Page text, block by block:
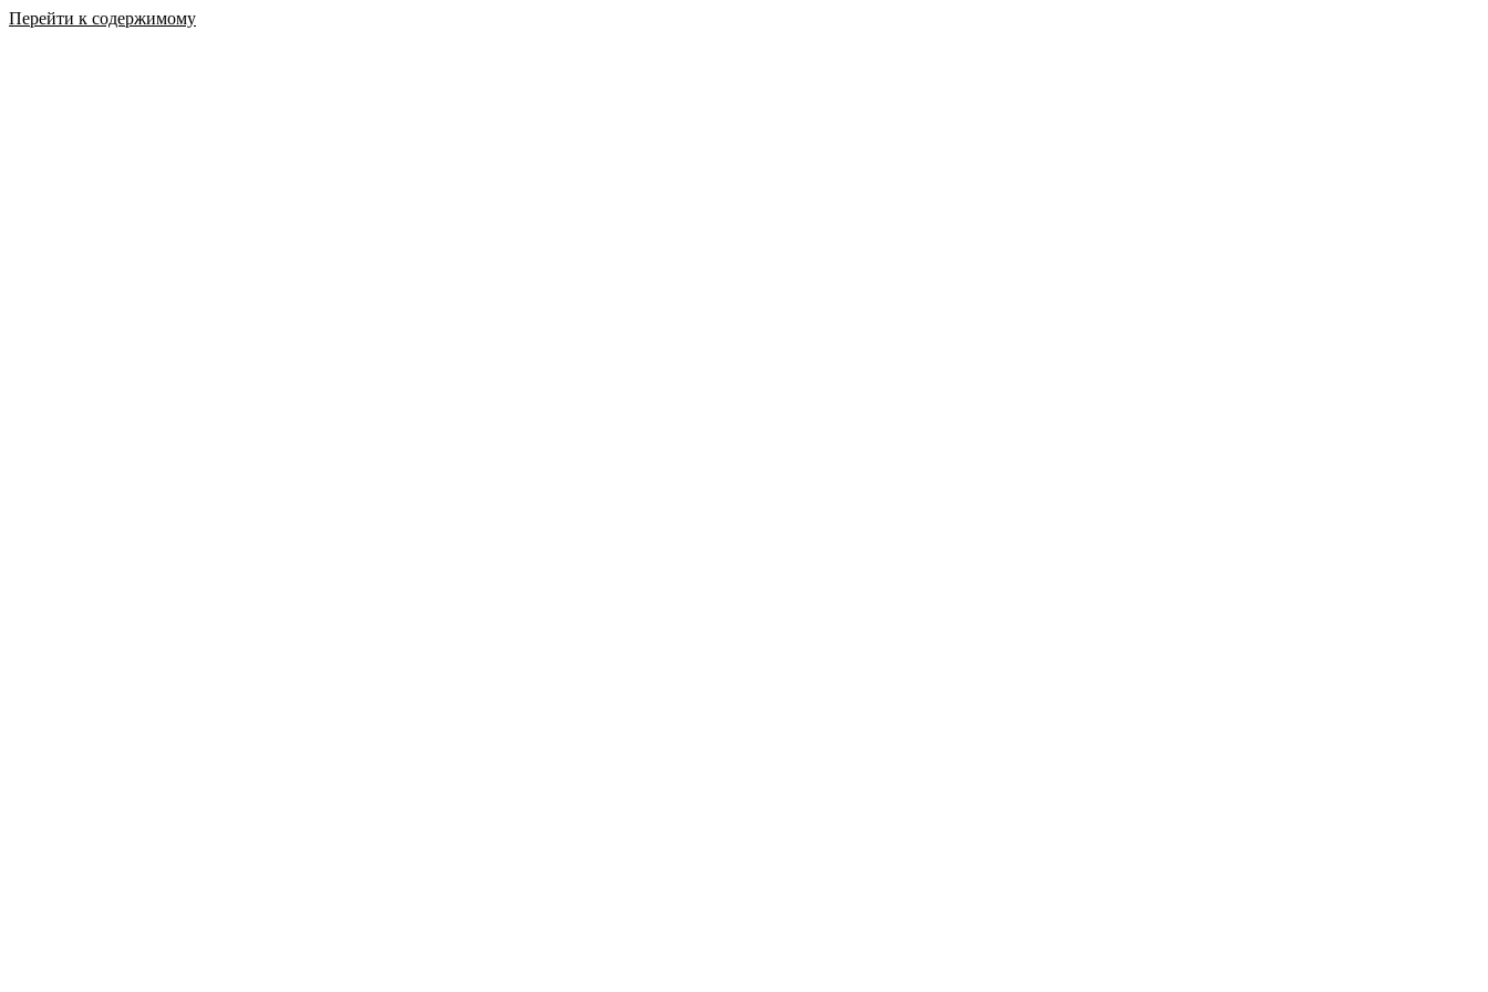
Перейти к содержимому